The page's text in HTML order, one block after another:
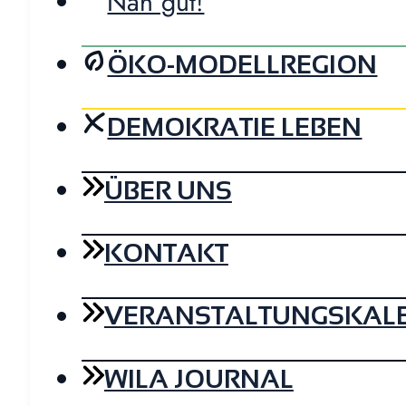
ÖKO-MODELLREGION
DEMOKRATIE LEBEN
ÜBER UNS
KONTAKT
WILA JOURNAL